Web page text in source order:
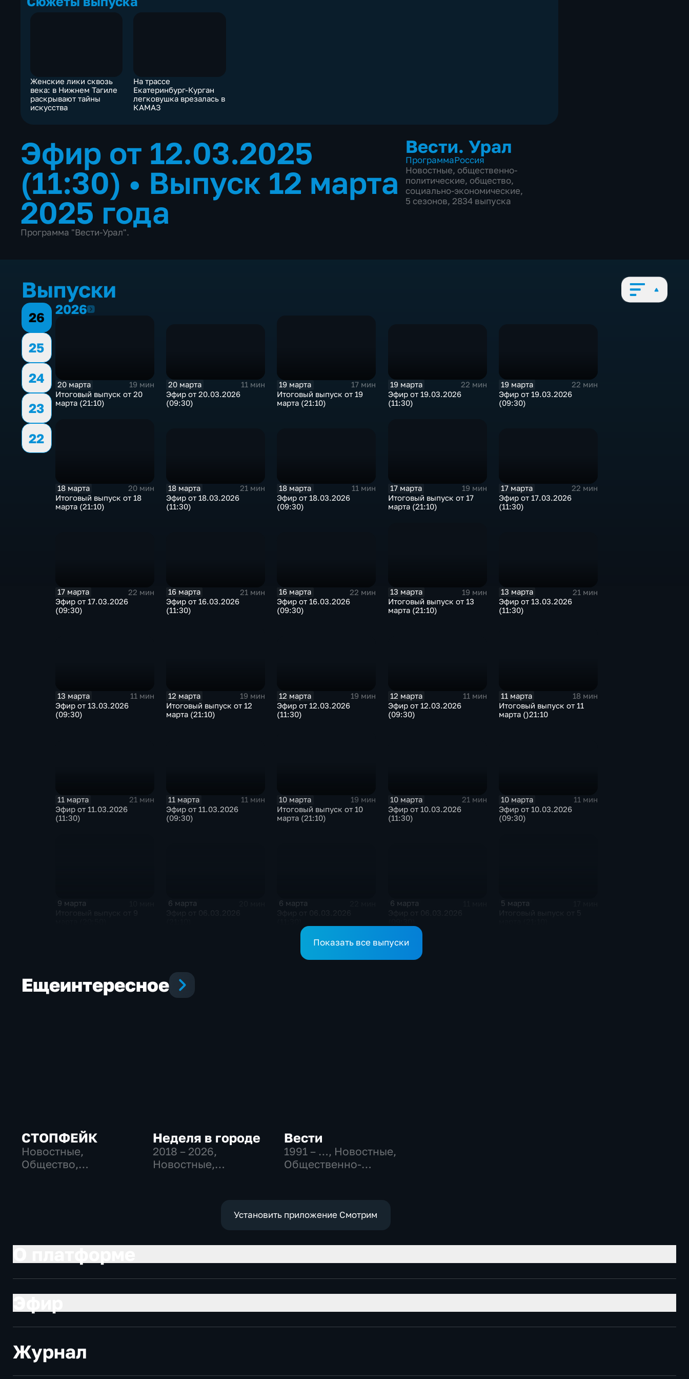
Женские лики сквозь
века: в Нижнем Тагиле
раскрывают тайны
искусства
На трассе
Екатеринбург-Курган
легковушка врезалась в
КАМАЗ
Эфир от 12.03.2025
(11:30) • Выпуск 12 марта
2025 года
Программа "Вести-Урал".
Вести. Урал
ПрограммаРоссия
Новостные, общественно-
политические, общество,
социально-экономические,
5 сезонов, 2834 выпуска
Выпуски
26
25
24
23
22
20262026
20 марта
19 мин
Итоговый выпуск от 20
марта (21:10)
20 марта
11 мин
Эфир от 20.03.2026
(09:30)
19 марта
17 мин
Итоговый выпуск от 19
марта (21:10)
19 марта
22 мин
Эфир от 19.03.2026
(11:30)
19 марта
22 мин
Эфир от 19.03.2026
(09:30)
18 марта
20 мин
Итоговый выпуск от 18
марта (21:10)
18 марта
21 мин
Эфир от 18.03.2026
(11:30)
18 марта
11 мин
Эфир от 18.03.2026
(09:30)
17 марта
19 мин
Итоговый выпуск от 17
марта (21:10)
17 марта
22 мин
Эфир от 17.03.2026
(11:30)
17 марта
22 мин
Эфир от 17.03.2026
(09:30)
16 марта
21 мин
Эфир от 16.03.2026
(11:30)
16 марта
22 мин
Эфир от 16.03.2026
(09:30)
13 марта
19 мин
Итоговый выпуск от 13
марта (21:10)
13 марта
21 мин
Эфир от 13.03.2026
(11:30)
13 марта
11 мин
Эфир от 13.03.2026
(09:30)
12 марта
19 мин
Итоговый выпуск от 12
марта (21:10)
12 марта
19 мин
Эфир от 12.03.2026
(11:30)
12 марта
11 мин
Эфир от 12.03.2026
(09:30)
11 марта
18 мин
Итоговый выпуск от 11
марта ()21:10
11 марта
21 мин
Эфир от 11.03.2026
(11:30)
11 марта
11 мин
Эфир от 11.03.2026
(09:30)
10 марта
19 мин
Итоговый выпуск от 10
марта (21:10)
10 марта
21 мин
Эфир от 10.03.2026
(11:30)
10 марта
11 мин
Эфир от 10.03.2026
(09:30)
9 марта 6 марта 6 марта 6 марта 5 марта
Показать все выпуски
Ещеинтересное
СТОПФЕЙК
Новостные,
Общество,
Неделя в городе
2018 – 2026,
Новостные,
Вести
1991 – …, Новостные,
Общественно-
Установить приложение Смотрим
Журнал